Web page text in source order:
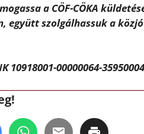
a CÖF-CÖKA
együtt szolgálhassuk a
10918001-00000064-35950004